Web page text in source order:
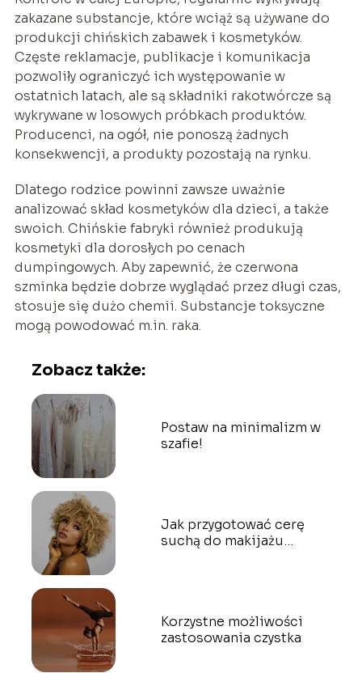
zakazane substancje, które wciąż są używane do
produkcji chińskich zabawek i kosmetyków.
Częste reklamacje, publikacje i komunikacja
pozwoliły ograniczyć ich występowanie w
ostatnich latach, ale są składniki rakotwórcze są
wykrywane w losowych próbkach produktów.
Producenci, na ogół, nie ponoszą żadnych
konsekwencji, a produkty pozostają na rynku.
Dlatego rodzice powinni zawsze uważnie
analizować skład kosmetyków dla dzieci, a także
swoich. Chińskie fabryki również produkują
kosmetyki dla dorosłych po cenach
dumpingowych. Aby zapewnić, że czerwona
szminka będzie dobrze wyglądać przez długi czas,
stosuje się dużo chemii. Substancje toksyczne
mogą powodować m.in. raka.
Zobacz także:
Postaw na minimalizm w
szafie!
Jak przygotować cerę
suchą do makijażu
Korzystne możliwości
zastosowania czystka